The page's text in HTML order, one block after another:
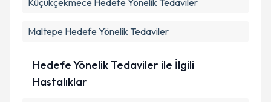
Küçükçekmece Hedefe Yönelik Tedaviler
Maltepe Hedefe Yönelik Tedaviler
Hedefe Yönelik Tedaviler ile İlgili
Hastalıklar